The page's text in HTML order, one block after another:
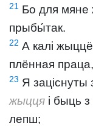
21 Бо для
прыбы́так.
22 А калі
плённая
23 Я заціснуты
жыцця і быць
лепш;